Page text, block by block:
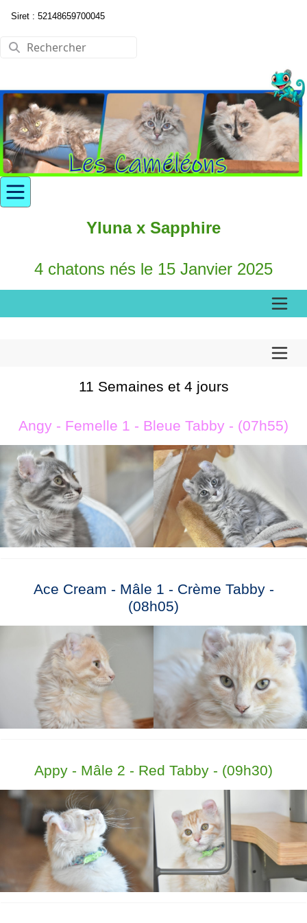
Siret : 52148659700045
Yluna x Sapphire
4 chatons nés le 15 Janvier 2025
11 Semaines et 4 jours
Angy - Femelle 1 - Bleue Tabby - (07h55)
Ace Cream - Mâle 1 - Crème Tabby -
(08h05)
Appy - Mâle 2 - Red Tabby - (09h30)